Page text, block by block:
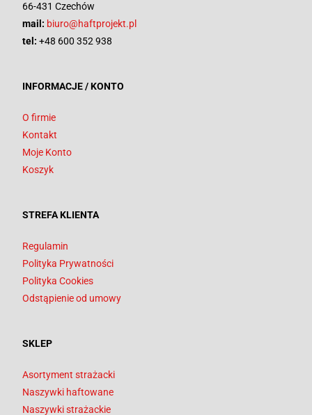
66-431 Czechów
mail: biuro@haftprojekt.pl
tel: +48 600 352 938
INFORMACJE / KONTO
O firmie
Kontakt
Moje Konto
Koszyk
STREFA KLIENTA
Regulamin
Polityka Prywatności
Polityka Cookies
Odstąpienie od umowy
SKLEP
Asortyment strażacki
Naszywki haftowane
Naszywki strażackie